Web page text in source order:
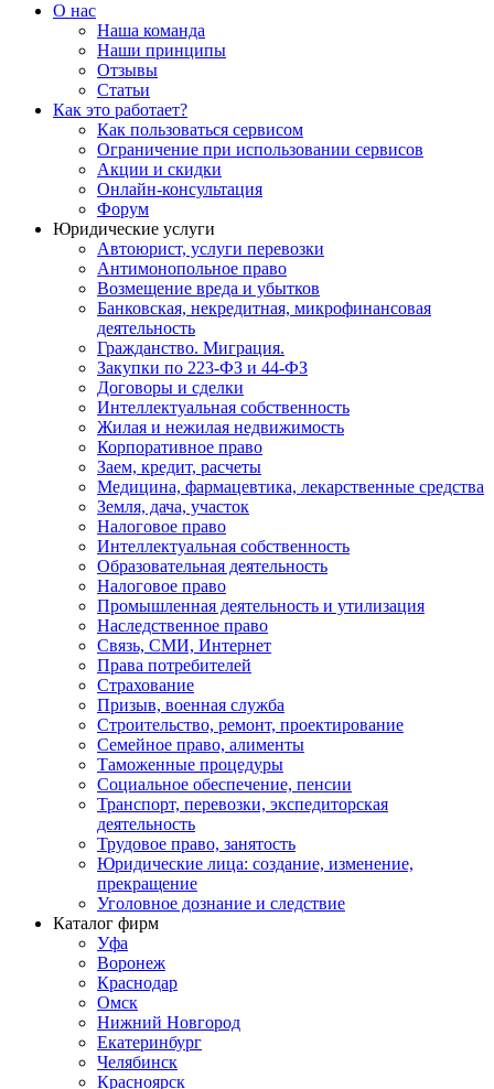
О нас
Наша команда
Наши принципы
Отзывы
Статьи
Как это работает?
Как пользоваться сервисом
Ограничение при использовании сервисов
Акции и скидки
Онлайн-консультация
Форум
Юридические услуги
Автоюрист, услуги перевозки
Антимонопольное право
Возмещение вреда и убытков
Банковская, некредитная, микрофинансовая
деятельность
Гражданство. Миграция.
Закупки по 223-ФЗ и 44-ФЗ
Договоры и сделки
Интеллектуальная собственность
Жилая и нежилая недвижимость
Корпоративное право
Заем, кредит, расчеты
Медицина, фармацевтика, лекарственные средства
Земля, дача, участок
Налоговое право
Интеллектуальная собственность
Образовательная деятельность
Налоговое право
Промышленная деятельность и утилизация
Наследственное право
Связь, СМИ, Интернет
Права потребителей
Страхование
Призыв, военная служба
Строительство, ремонт, проектирование
Семейное право, алименты
Таможенные процедуры
Социальное обеспечение, пенсии
Транспорт, перевозки, экспедиторская
деятельность
Трудовое право, занятость
Юридические лица: создание, изменение,
прекращение
Уголовное дознание и следствие
Каталог фирм
Уфа
Воронеж
Краснодар
Омск
Нижний Новгород
Екатеринбург
Челябинск
Красноярск